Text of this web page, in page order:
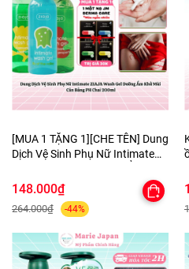
[MUA 1 TẶNG 1][CHE TÊN] Dung
Dịch Vệ Sinh Phụ Nữ Intimate
KhửMùi CânBằng PH Chai
200ml-TẶNG 1MASK
148.000₫
264.000₫ -44%